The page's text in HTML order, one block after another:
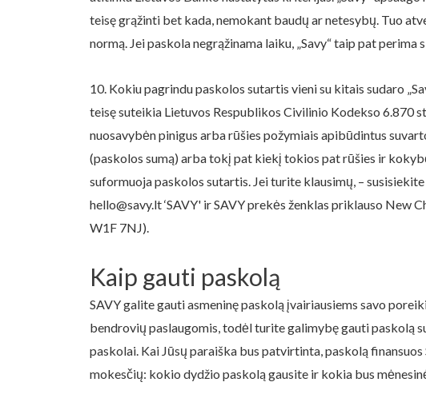
teisę grąžinti bet kada, nemokant baudų ar netesybų. Tuo
normą. Jei paskola negrąžinama laiku, „Savy“ taip pat
10. Kokiu pagrindu paskolos sutartis vieni su kitais sudaro
teisę suteikia Lietuvos Respublikos Civilinio Kodekso 6.870
nuosavybėn pinigus arba rūšies požymiais apibūdintus
(paskolos sumą) arba tokį pat kiekį tokios pat rūšies ir
suformuoja paskolos sutartis. Jei turite klausimų, –
hello@savy.lt ‘SAVY' ir SAVY prekės ženklas priklauso
W1F 7NJ).
Kaip gauti paskolą
SAVY galite gauti asmeninę paskolą įvairiausiems savo
bendrovių paslaugomis, todėl turite galimybę gauti paskolą
paskolai. Kai Jūsų paraiška bus patvirtinta, paskolą
mokesčių: kokio dydžio paskolą gausite ir kokia bus